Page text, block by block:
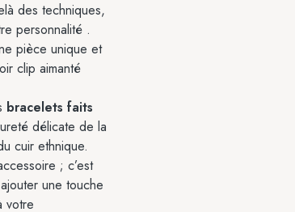
des techniques,
personnalité .
pièce unique et
clip aimanté
bracelets faits
délicate de la
cuir ethnique.
; c’est
une touche
votre